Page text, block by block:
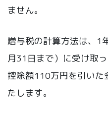
ません。
贈与税の計算方法は、1
月31日まで）に受け取
控除額110万円を引いた
たします。